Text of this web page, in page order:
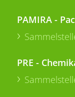
PAMIRA -
PRE -